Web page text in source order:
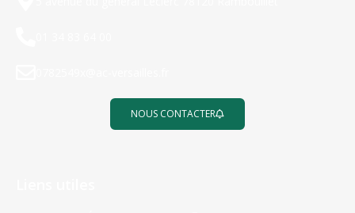
NOUS CONTACTER